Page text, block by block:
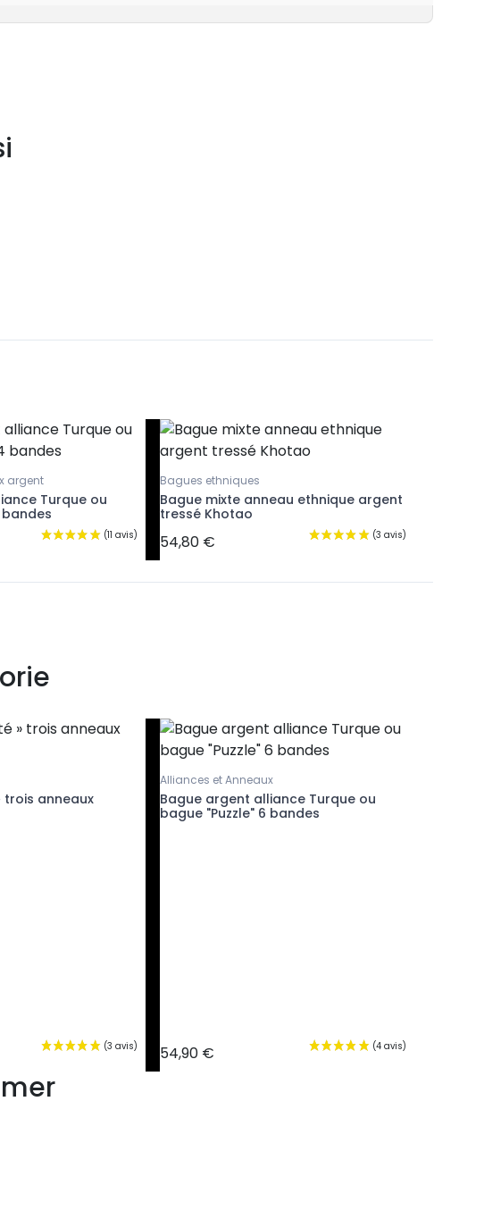
argent
Turque ou
bandes
Bagues ethniques
Bague mixte anneau ethnique argent
tressé Khotao
54,80 €
trois anneaux
Alliances et Anneaux
Bague argent alliance Turque ou
bague "Puzzle" 6 bandes
54,90 €